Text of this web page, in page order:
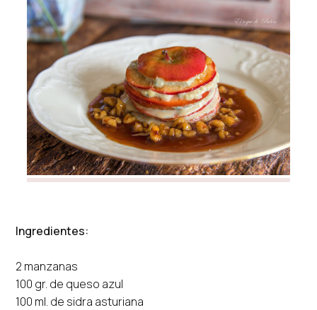
Ingredientes:
2 manzanas
100 gr. de queso azul
100 ml. de sidra asturiana